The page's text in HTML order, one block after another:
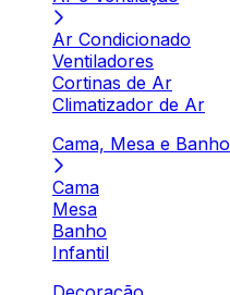
Ar Condicionado
Ventiladores
Cortinas de Ar
Climatizador de Ar
Cama, Mesa e Banho
Cama
Mesa
Banho
Infantil